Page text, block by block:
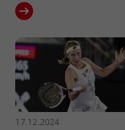
17.12.2024